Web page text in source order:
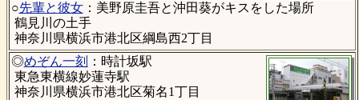
○先輩と彼女：美野原圭吾と沖田葵がキスをした場所
鶴見川の土手
神奈川県横浜市港北区綱島西2丁目
◎めぞん一刻
：時計坂駅
東急東横線妙蓮寺駅
神奈川県横浜市港北区菊名1丁目